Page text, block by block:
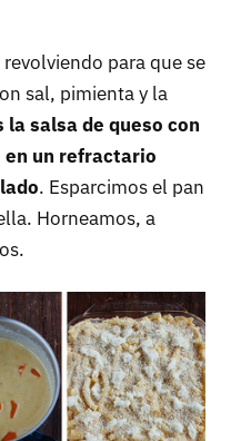
para que se
sal, pimienta y la
salsa de queso con
en un refractario
. Esparcimos el pan
Horneamos, a